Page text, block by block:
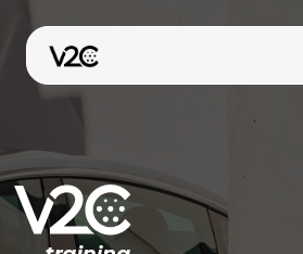
naar
inhoud